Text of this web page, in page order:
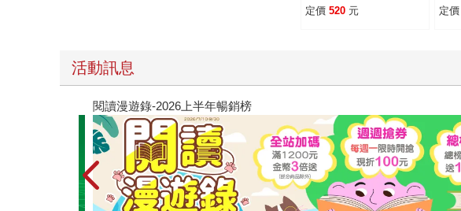
地對話
定價 520 元
宮
定價
活動訊息
閱讀漫遊錄-2026上半年暢銷榜